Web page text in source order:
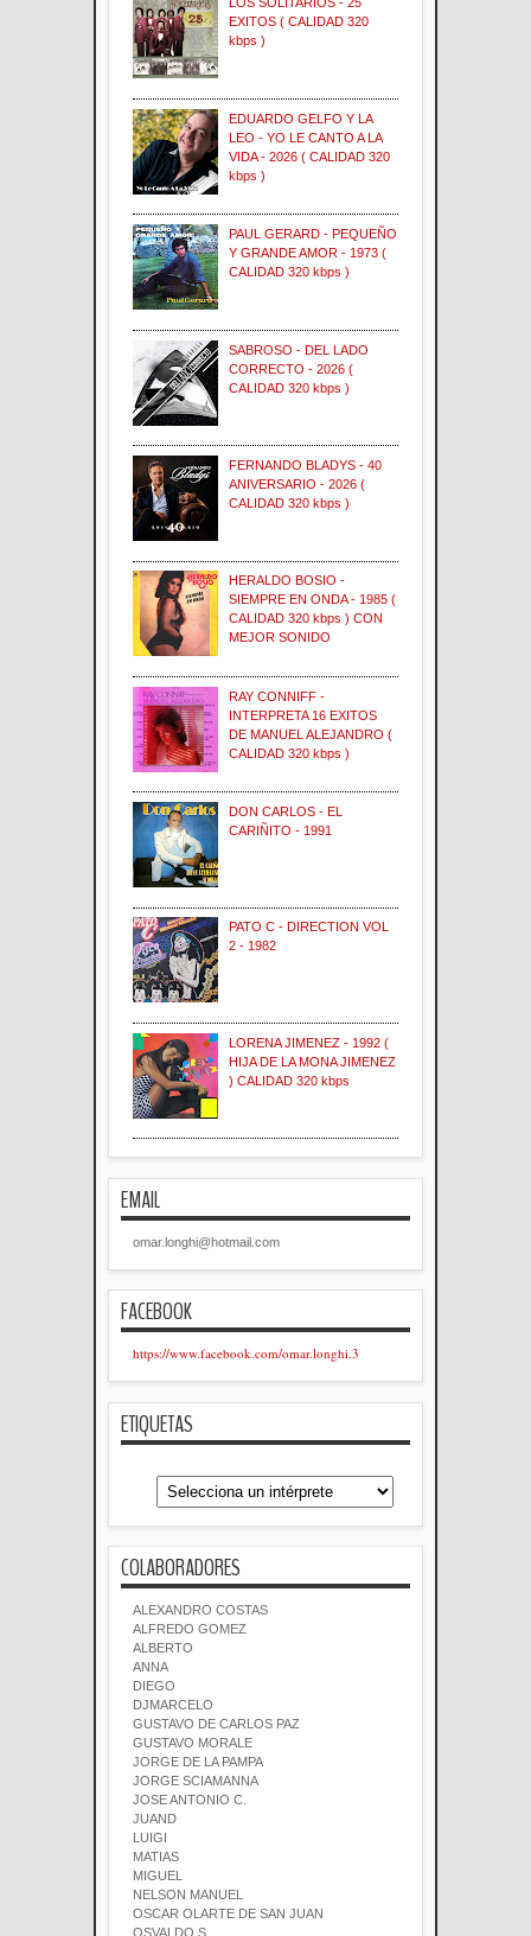
LOS SOLITARIOS - 25
EXITOS ( CALIDAD 320
kbps )
EDUARDO GELFO Y LA
LEO - YO LE CANTO A LA
VIDA - 2026 ( CALIDAD 320
kbps )
PAUL GERARD - PEQUEÑO
Y GRANDE AMOR - 1973 (
CALIDAD 320 kbps )
SABROSO - DEL LADO
CORRECTO - 2026 (
CALIDAD 320 kbps )
FERNANDO BLADYS - 40
ANIVERSARIO - 2026 (
CALIDAD 320 kbps )
HERALDO BOSIO -
SIEMPRE EN ONDA - 1985 (
CALIDAD 320 kbps ) CON
MEJOR SONIDO
RAY CONNIFF -
INTERPRETA 16 EXITOS
DE MANUEL ALEJANDRO (
CALIDAD 320 kbps )
DON CARLOS - EL
CARIÑITO - 1991
PATO C - DIRECTION VOL
2 - 1982
LORENA JIMENEZ - 1992 (
HIJA DE LA MONA JIMENEZ
) CALIDAD 320 kbps
EMAIL
omar.longhi@hotmail.com
FACEBOOK
https://www.facebook.com/omar.longhi.3
ETIQUETAS
COLABORADORES
ALEXANDRO COSTAS
ALFREDO GOMEZ
ALBERTO
ANNA
DIEGO
DJMARCELO
GUSTAVO DE CARLOS PAZ
GUSTAVO MORALE
JORGE DE LA PAMPA
JORGE SCIAMANNA
JOSE ANTONIO C.
JUAND
LUIGI
MATIAS
MIGUEL
NELSON MANUEL
OSCAR OLARTE DE SAN JUAN
OSVALDO S.